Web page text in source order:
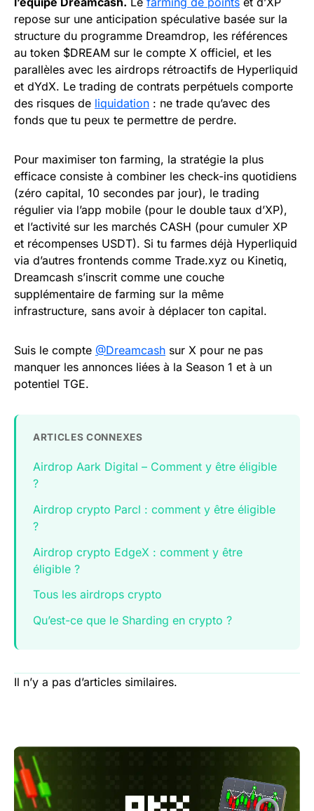
repose sur une anticipation spéculative basée sur la
structure du programme Dreamdrop, les références
au token $DREAM sur le compte X officiel, et les
parallèles avec les airdrops rétroactifs de Hyperliquid
et dYdX. Le trading de contrats perpétuels comporte
des risques de liquidation : ne trade qu’avec des
fonds que tu peux te permettre de perdre.
Pour maximiser ton farming, la stratégie la plus
efficace consiste à combiner les check-ins quotidiens
(zéro capital, 10 secondes par jour), le trading
régulier via l’app mobile (pour le double taux d’XP),
et l’activité sur les marchés CASH (pour cumuler XP
et récompenses USDT). Si tu farmes déjà Hyperliquid
via d’autres frontends comme Trade.xyz ou Kinetiq,
Dreamcash s’inscrit comme une couche
supplémentaire de farming sur la même
infrastructure, sans avoir à déplacer ton capital.
Suis le compte @Dreamcash sur X pour ne pas
manquer les annonces liées à la Season 1 et à un
potentiel TGE.
ARTICLES CONNEXES
Airdrop Aark Digital – Comment y être éligible
?
Airdrop crypto Parcl : comment y être éligible
?
Airdrop crypto EdgeX : comment y être
éligible ?
Tous les airdrops crypto
Qu’est-ce que le Sharding en crypto ?
Il n’y a pas d’articles similaires.